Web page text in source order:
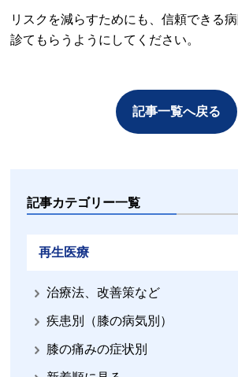
リスクを減らすためにも、信頼できる
診てもらうようにしてください。
記事一覧へ戻る
記事カテゴリー一覧
再生医療
治療法、改善策など
疾患別（膝の病気別）
膝の痛みの症状別